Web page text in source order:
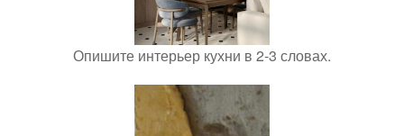
Опишите интерьер кухни в 2-3 словах.